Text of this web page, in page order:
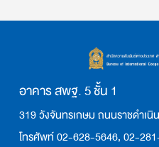
อาคาร สพฐ. 5 ชั้น 1
319 วังจันทรเกษม ถนนราชดำเ
โทรศัพท์ 02-628-5646, 02-